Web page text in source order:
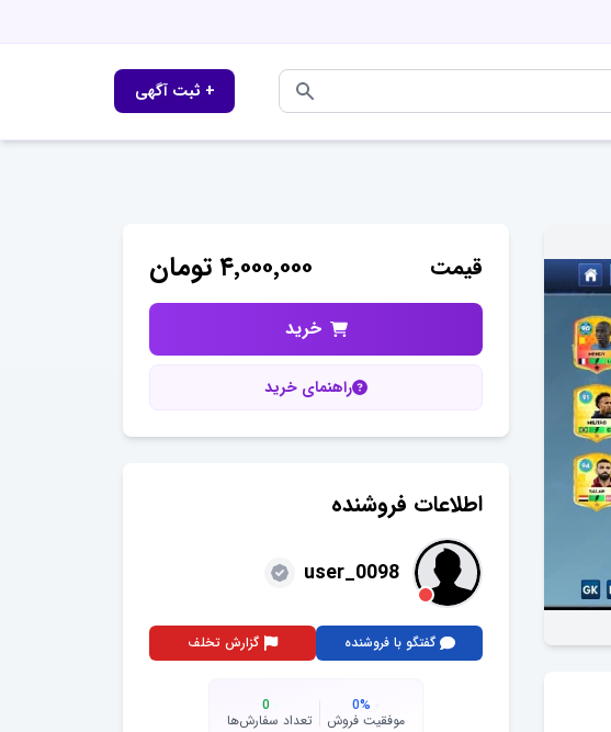
+ ثبت آگهی
قیمت ۴٬۰۰۰٬۰۰۰تومان
خرید
راهنمای خرید
اطلاعات فروشنده
user_0098
گفتگو با فروشنده گزارش تخلف
0%
موفقیت فروش
0
تعداد سفارش‌ها